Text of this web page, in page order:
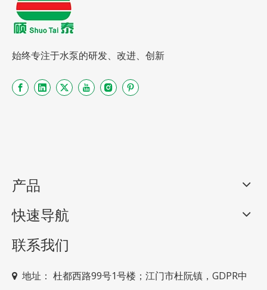
始终专注于水泵的研发、改进、创新
产品
快速导航
联系我们
 地址： 杜都西路99号1号楼；江门市杜阮镇，GDPR中